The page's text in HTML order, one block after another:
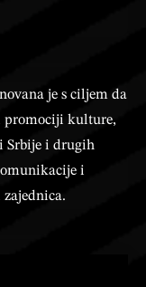
je s ciljem da
promociji kulture,
Srbije i drugih
i